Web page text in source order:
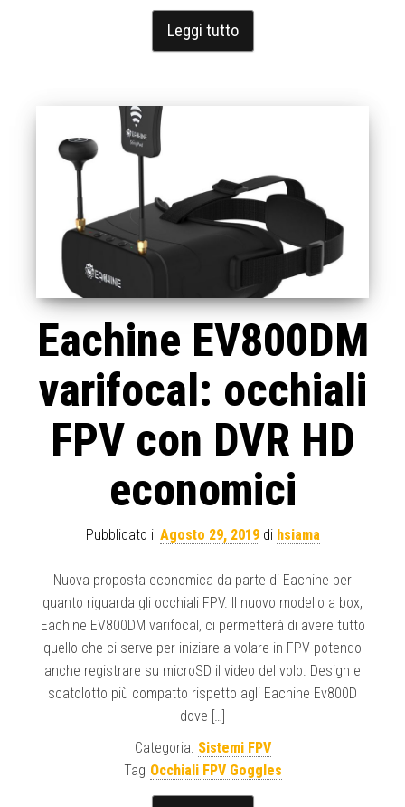
Leggi tutto
Eachine EV800DM
varifocal: occhiali
FPV con DVR HD
economici
Pubblicato il Agosto 29, 2019di hsiama
Nuova proposta economica da parte di Eachine per
quanto riguarda gli occhiali FPV. Il nuovo modello a box,
Eachine EV800DM varifocal, ci permetterà di avere tutto
quello che ci serve per iniziare a volare in FPV potendo
anche registrare su microSD il video del volo. Design e
scatolotto più compatto rispetto agli Eachine Ev800D
dove […]
Categoria: Sistemi FPV
Tag Occhiali FPV Goggles